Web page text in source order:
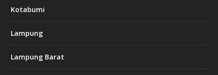
Kotabumi
Lampung
Lampung Barat